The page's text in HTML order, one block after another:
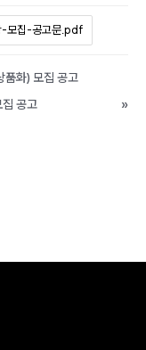
-모집-공고문.pdf
화) 모집 공고
공고
»